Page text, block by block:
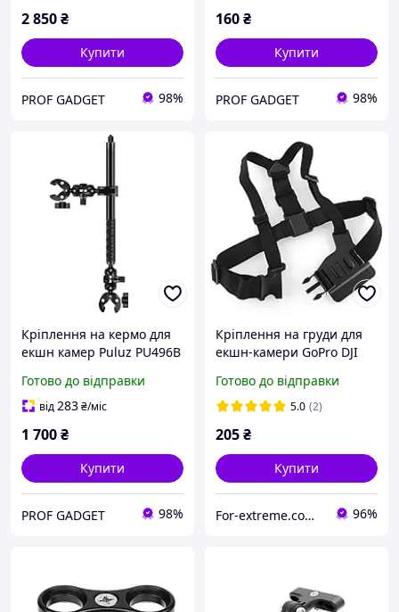
2 850₴
Купити
PROF GADGET 98%
160₴
Купити
PROF GADGET 98%
Кріплення на кермо для
екшн камер Puluz PU496B
та подвійними
головками-крабами
Готово до відправки
від283₴/міс
1 700₴
Купити
PROF GADGET 98%
Кріплення на груди для
екшн-камери GoPro DJI
harness
Готово до відправки
5.0 (2)
205₴
Купити
For-extreme.com.ua - все для фото- відеоблогу 96%